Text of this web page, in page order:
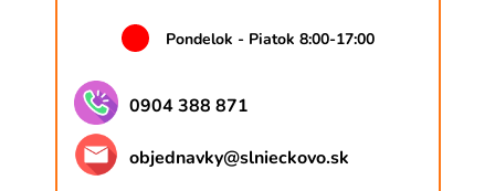
Pondelok - Piatok 8:00-17:00
0904 388 871
objednavky@slnieckovo.sk